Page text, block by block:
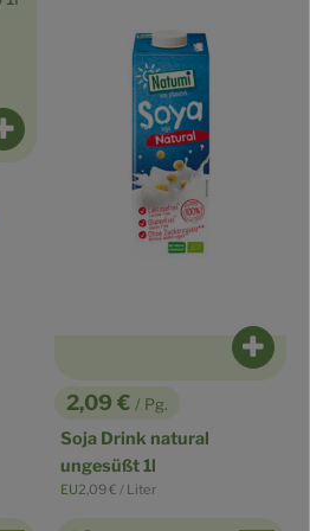
Produkt zum Warenkorb
, Preis:
2,09 € / Pg.
Soja Drink natural
ungesüßt 1l
, Herkunft:
EU, Referenzpreis:
2,09 € / Liter